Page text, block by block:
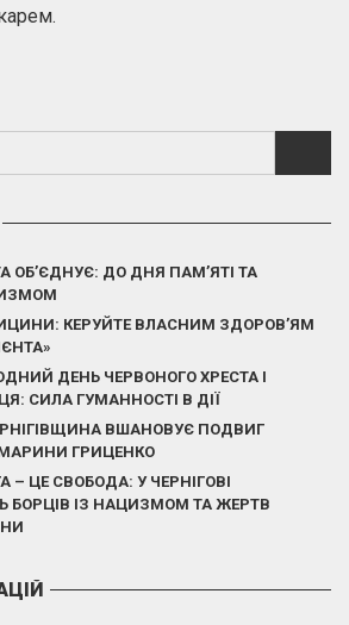
ОБ’ЄДНУЄ: ДО ДНЯ ПАМ’ЯТІ ТА
КЕРУЙТЕ ВЛАСНИМ ЗДОРОВ’ЯМ
ДЕНЬ ЧЕРВОНОГО ХРЕСТА І
СИЛА ГУМАННОСТІ В ДІЇ
ВШАНОВУЄ ПОДВИГ
ГРИЦЕНКО
ЦЕ СВОБОДА: У ЧЕРНІГОВІ
БОРЦІВ ІЗ НАЦИЗМОМ ТА ЖЕРТВ